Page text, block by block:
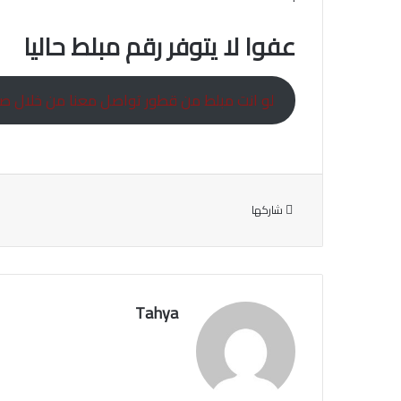
عفوا لا يتوفر رقم مبلط حاليا
لو انت مبلط من قطور تواصل معنا من خلال
شاركها
Tahya